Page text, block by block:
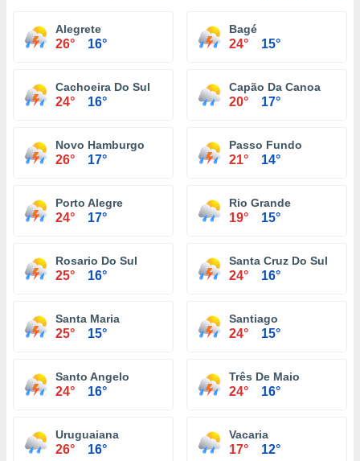
Alegrete
26° 16°
Bagé
24° 15°
Cachoeira Do Sul
24° 16°
Capão Da Canoa
20° 17°
Novo Hamburgo
26° 17°
Passo Fundo
21° 14°
Porto Alegre
24° 17°
Rio Grande
19° 15°
Rosario Do Sul
25° 16°
Santa Cruz Do Sul
24° 16°
Santa Maria
25° 15°
Santiago
24° 15°
Santo Angelo
24° 16°
Três De Maio
24° 16°
Uruguaiana
26° 16°
Vacaria
17° 12°